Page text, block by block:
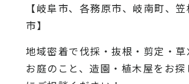
【岐阜市、各務原市、岐南町、
市】
地域密着で伐採・抜根・剪定・
お庭のこと、造園・植木屋をお探